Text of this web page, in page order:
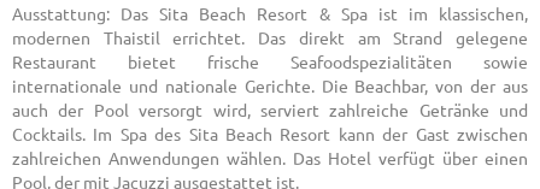
Ausstattung: Das Sita Beach Resort & Spa ist im klassischen,
modernen Thaistil errichtet. Das direkt am Strand gelegene
Restaurant bietet frische Seafoodspezialitäten sowie
internationale und nationale Gerichte. Die Beachbar, von der aus
auch der Pool versorgt wird, serviert zahlreiche Getränke und
Cocktails. Im Spa des Sita Beach Resort kann der Gast zwischen
zahlreichen Anwendungen wählen. Das Hotel verfügt über einen
Pool, der mit Jacuzzi ausgestattet ist.